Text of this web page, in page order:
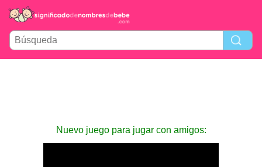
Nuevo juego para jugar con amigos: